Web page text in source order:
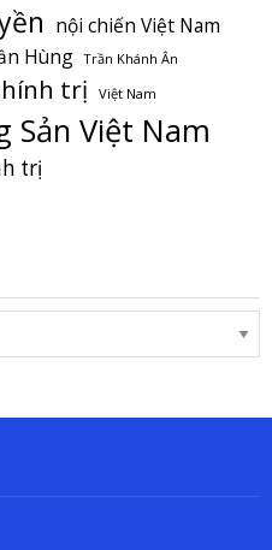
nội chiến Việt Nam
Hùng Trần Khánh Ân
trị Việt Nam
Sản Việt Nam
trị